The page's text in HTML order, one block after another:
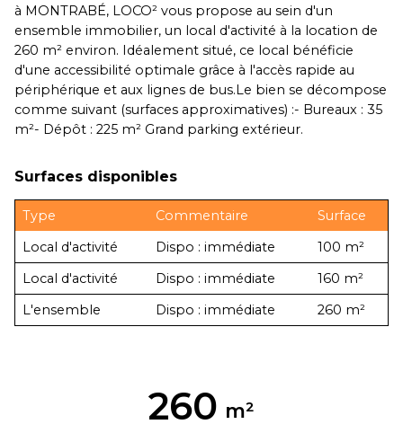
260
à MONTRABÉ, LOCO² vous propose au sein d'un
ensemble immobilier, un local d'activité à la location de
260 m² environ. Idéalement situé, ce local bénéficie
d'une accessibilité optimale grâce à l'accès rapide au
périphérique et aux lignes de bus.Le bien se décompose
comme suivant (surfaces approximatives) :- Bureaux : 35
m²- Dépôt : 225 m² Grand parking extérieur.
Surfaces disponibles
Type Commentaire
Surface
Local d'activité
Dispo : immédiate
100 m²
Local d'activité
Dispo : immédiate
160 m²
L'ensemble
Dispo : immédiate 260 m²